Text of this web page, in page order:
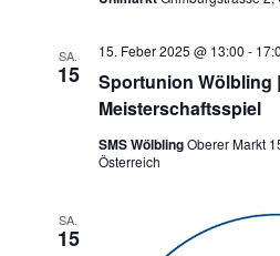
SA.
15
Sportunion Wölbling
Meisterschaftsspiel
15. Feber 2025 @ 13:00 -
SMS WölblingOberer Markt
Österreich
SA.
15